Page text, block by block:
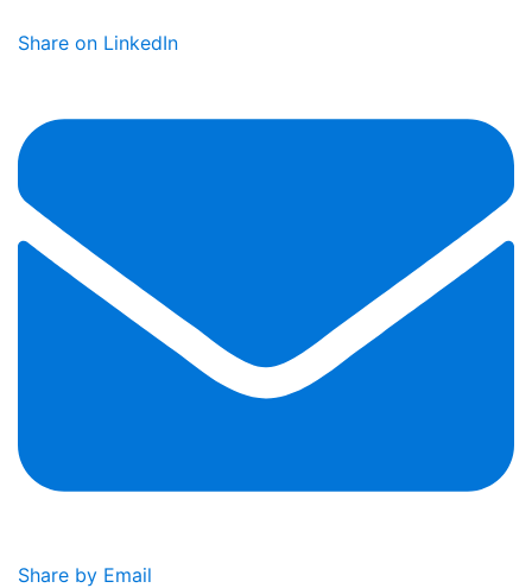
Share on LinkedIn
Share by Email